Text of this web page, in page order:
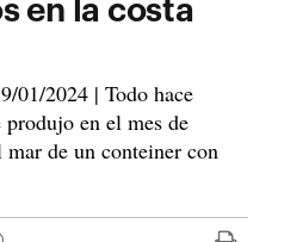
en la costa
01/2024 | Todo hace
en el mes de
de un conteiner con